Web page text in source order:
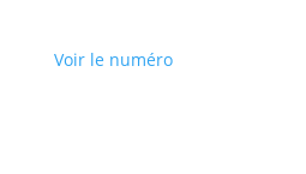
Voir le numéro